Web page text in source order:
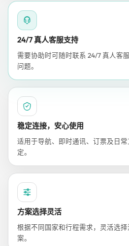
24/7 真人客服支持
需要协助时可随时联系 24/7 真人客
问题。
稳定连接，安心使用
适用于导航、即时通讯、订票及日
定。
方案选择灵活
根据不同国家和行程需求，灵活选
案。